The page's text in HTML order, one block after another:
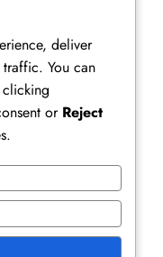
& Creative
deliver
You can
or Reject